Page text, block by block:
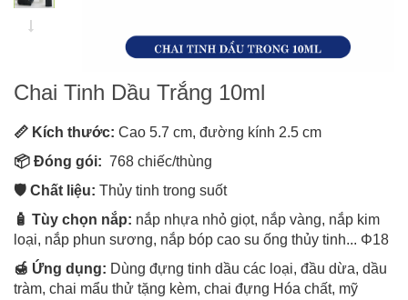
Chai Tinh Dầu Trắng 10ml
📏 Kích thước: Cao 5.7 cm, đường kính 2.5 cm
📦 Đóng gói: 768 chiếc/thùng
🛡️ Chất liệu: Thủy tinh trong suốt
🧴 Tùy chọn nắp: nắp nhựa nhỏ giọt, nắp vàng, nắp kim
loại, nắp phun sương, nắp bóp cao su ống thủy tinh... Φ18
🍯 Ứng dụng: Dùng đựng tinh dầu các loại, đầu dừa, dầu
tràm, chai mẩu thử tặng kèm, chai đựng Hóa chất, mỹ